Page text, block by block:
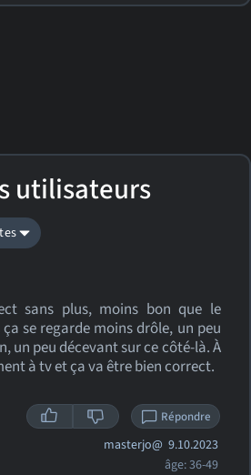
utilisateurs
sans plus, moins bon que le
se regarde moins drôle, un peu
un peu décevant sur ce côté-là. À
à tv et ça va être bien correct.
Répondre
masterjo@ 9.10.2023
âge: 36-49